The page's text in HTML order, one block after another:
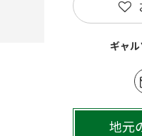
ギャ
地元